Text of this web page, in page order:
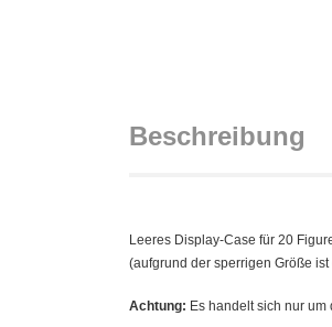
Beschreibung
Leeres Display-Case für 20
(aufgrund der sperrigen Größe
Achtung: Es handelt sich nur